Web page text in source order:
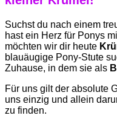
Suchst du nach einem
hast ein Herz für Ponys
möchten wir dir heute
blauäugige Pony-Stute
Zuhause, in dem sie als
Für uns gilt der absolute
uns einzig und allein
zu finden.